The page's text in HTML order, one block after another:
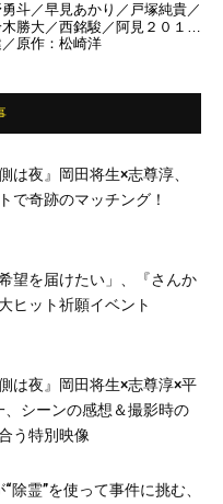
斗／早見あかり／戸塚純貴／
勝大／西銘駿／阿見２０１／
／真飛聖／竹中直人／竹内
原作：松崎洋
は夜』岡田将生×志尊淳、
で奇跡のマッチング！
望を届けたい」、『さんか
ヒット祈願イベント
は夜』岡田将生×志尊淳×平
、シーンの感想＆撮影時の
う特別映像
除霊”を使って事件に挑む、